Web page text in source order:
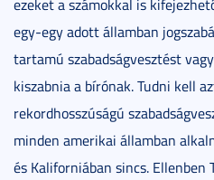
ezeket a számokkal is
egy-egy adott államban
tartamú szabadságvesztést
kiszabnia a bírónak. Tudni kell
rekordhosszúságú
minden amerikai államban
és Kaliforniában sincs. Ellenben